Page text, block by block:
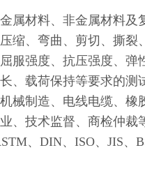
属材料、非金属材料
缩、弯曲、剪切、撕
服强度、抗压强度、
、载荷保持等要求的
械制造、电线电缆、
、技术监督、商检仲裁
、DIN、ISO、JIS、